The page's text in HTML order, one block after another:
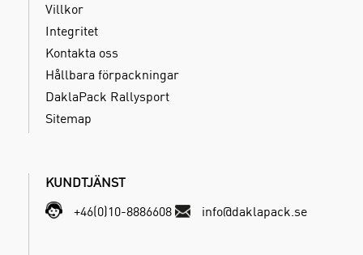
Villkor
Integritet
Kontakta oss
Hållbara förpackningar
DaklaPack Rallysport
Sitemap
KUNDTJÄNST
+46(0)10-8886608
info@daklapack.se